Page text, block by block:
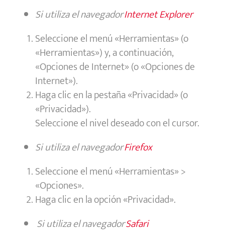
Si utiliza el navegadorInternet Explorer
Seleccione el menú «Herramientas» (o
«Herramientas») y, a continuación,
«Opciones de Internet» (o «Opciones de
Internet»).
Haga clic en la pestaña «Privacidad» (o
«Privacidad»).
Seleccione el nivel deseado con el cursor.
Si utiliza el navegadorFirefox
Seleccione el menú «Herramientas» >
«Opciones».
Haga clic en la opción «Privacidad».
Si utiliza el navegadorSafari